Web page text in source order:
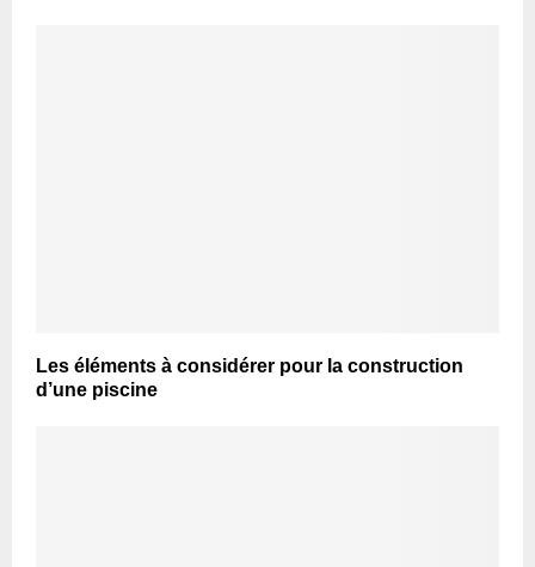
Les éléments à considérer pour la construction
d’une piscine